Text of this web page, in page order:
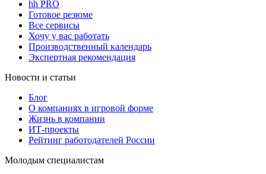
hh PRO
Готовое резюме
Все сервисы
Хочу у вас работать
Производственный календарь
Экспертная рекомендация
Новости и статьи
Блог
О компаниях в игровой форме
Жизнь в компании
ИТ-проекты
Рейтинг работодателей России
Молодым специалистам